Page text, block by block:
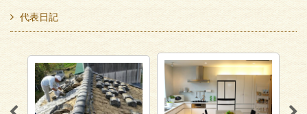
代表日記